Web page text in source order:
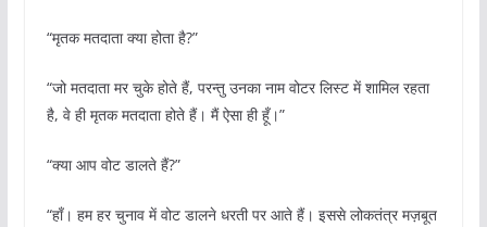
“मृतक मतदाता क्या होता है?”
“जो मतदाता मर चुके होते हैं, परन्तु उनका नाम वोटर लिस्ट में शामिल रहता
है, वे ही मृतक मतदाता होते हैं। मैं ऐसा ही हूँ।”
“क्या आप वोट डालते हैं?”
“हाँ। हम हर चुनाव में वोट डालने धरती पर आते हैं। इससे लोकतंत्र मज़बूत